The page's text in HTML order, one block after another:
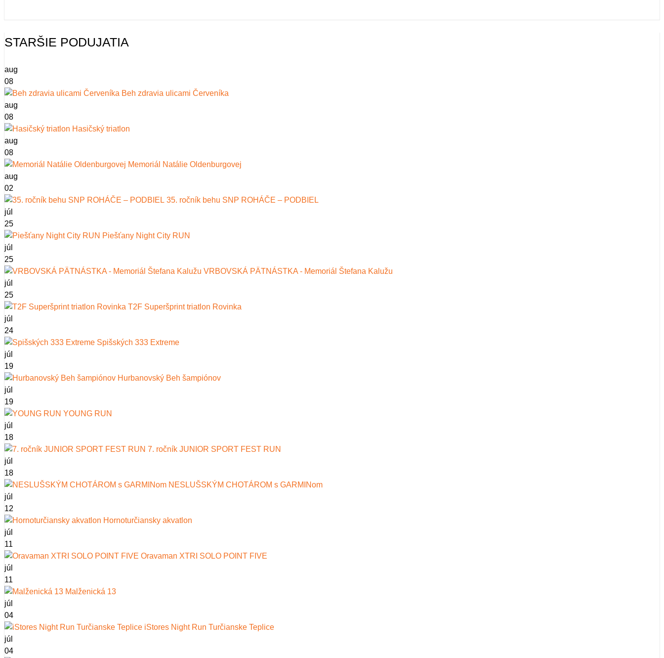
STARŠIE PODUJATIA
aug
08
Beh zdravia ulicami Červeníka
aug
08
Hasičský triatlon
aug
08
Memoriál Natálie Oldenburgovej
aug
02
35. ročník behu SNP ROHÁČE – PODBIEL
júl
25
Piešťany Night City RUN
júl
25
VRBOVSKÁ PÄTNÁSTKA - Memoriál Štefana Kalužu
júl
25
T2F Superšprint triatlon Rovinka
júl
24
Spišských 333 Extreme
júl
19
Hurbanovský Beh šampiónov
júl
19
YOUNG RUN
júl
18
7. ročník JUNIOR SPORT FEST RUN
júl
18
NESLUŠSKÝM CHOTÁROM s GARMINom
júl
12
Hornoturčiansky akvatlon
júl
11
Oravaman XTRI SOLO POINT FIVE
júl
11
Malženická 13
júl
04
iStores Night Run Turčianske Teplice
júl
04